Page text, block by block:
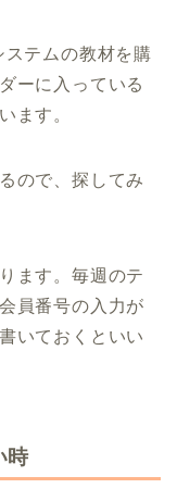
テムの教材を購
ーに入っている
ます。
ので、探してみ
ます。毎週のテ
員番号の入力が
いておくといい
時